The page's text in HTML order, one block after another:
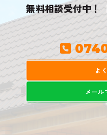
無料相談受付中！
よ
メール